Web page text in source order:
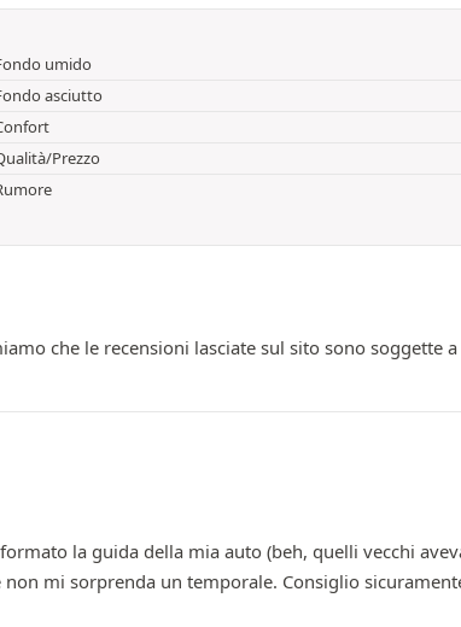
umido
asciutto
Prezzo
che le recensioni lasciate sul sito sono soggette
la guida della mia auto (beh, quelli vecchi
mi sorprenda un temporale. Consiglio